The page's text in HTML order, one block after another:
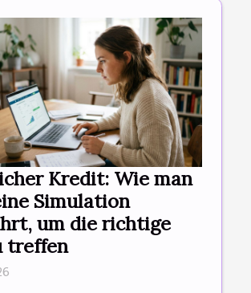
Kredit: Wie man
Simulation
um die richtige
treffen